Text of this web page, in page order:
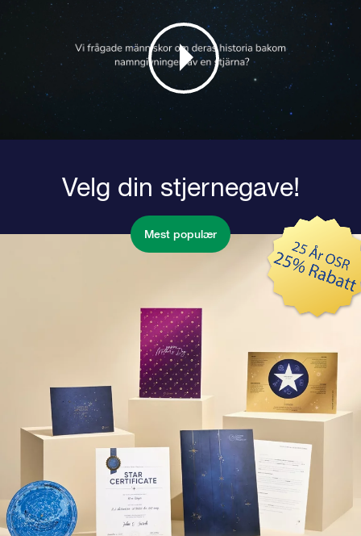
Velg din stjernegave!
Mest populær